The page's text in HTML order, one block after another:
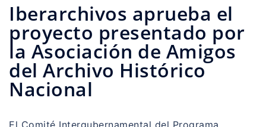
Iberarchivos aprueba el
proyecto presentado por
la Asociación de Amigos
del Archivo Histórico
Nacional